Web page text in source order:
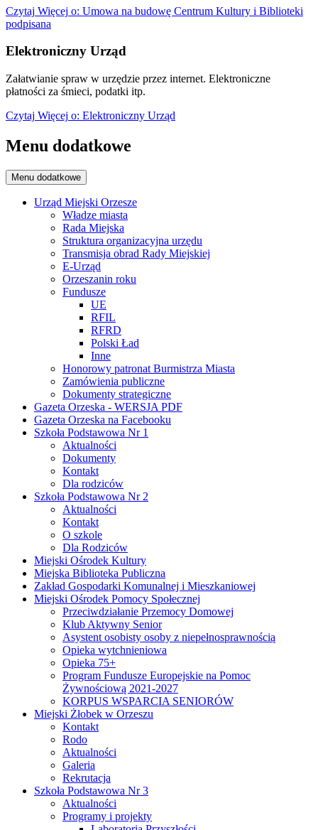
Czytaj Więcej o: Umowa na budowę Centrum Kultury i Biblioteki
podpisana
Elektroniczny Urząd
Załatwianie spraw w urzędzie przez internet. Elektroniczne
płatności za śmieci, podatki itp.
Czytaj Więcej o: Elektroniczny Urząd
Menu dodatkowe
Menu dodatkowe
Urząd Miejski Orzesze
Władze miasta
Rada Miejska
Struktura organizacyjna urzędu
Transmisja obrad Rady Miejskiej
E-Urząd
Orzeszanin roku
Fundusze
UE
RFIL
RFRD
Polski Ład
Inne
Honorowy patronat Burmistrza Miasta
Zamówienia publiczne
Dokumenty strategiczne
Gazeta Orzeska - WERSJA PDF
Gazeta Orzeska na Facebooku
Szkoła Podstawowa Nr 1
Aktualności
Dokumenty
Kontakt
Dla rodziców
Szkoła Podstawowa Nr 2
Aktualności
Kontakt
O szkole
Dla Rodziców
Miejski Ośrodek Kultury
Miejska Biblioteka Publiczna
Zakład Gospodarki Komunalnej i Mieszkaniowej
Miejski Ośrodek Pomocy Społecznej
Przeciwdziałanie Przemocy Domowej
Klub Aktywny Senior
Asystent osobisty osoby z niepełnosprawnością
Opieka wytchnieniowa
Opieka 75+
Program Fundusze Europejskie na Pomoc
Żywnościową 2021-2027
KORPUS WSPARCIA SENIORÓW
Miejski Żłobek w Orzeszu
Kontakt
Rodo
Aktualności
Galeria
Rekrutacja
Szkoła Podstawowa Nr 3
Aktualności
Programy i projekty